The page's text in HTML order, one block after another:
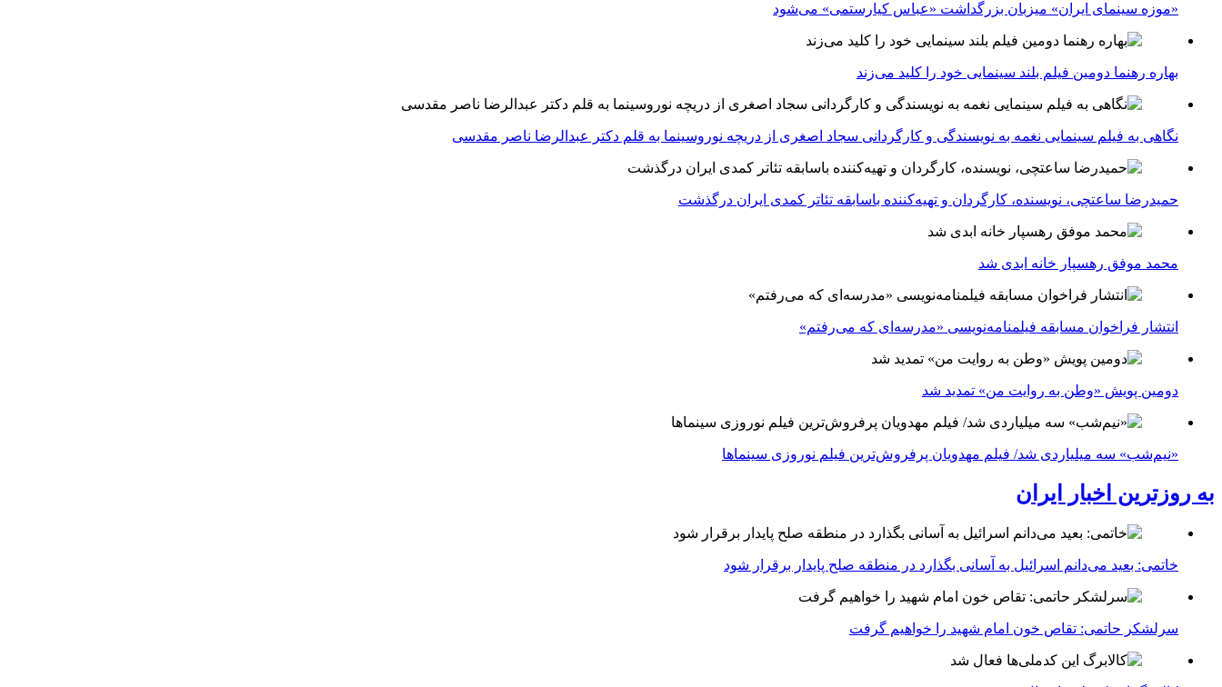
«موزه سینمای ایران» میزبان بزرگداشت «عباس کیارستمی» می‌شود
بهاره رهنما دومین فیلم بلند سینمایی خود را کلید می‌زند
نگاهی به فیلم سینمایی نغمه به نویسندگی و کارگردانی سجاد اصغری از دریچه نوروسینما به قلم دکتر عبدالرضا ناصر مقدسی
حمیدرضا ساعتچی، نویسنده، کارگردان و تهیه‌کننده باسابقه تئاتر کمدی ایران درگذشت
محمد موفق رهسپار خانه ابدی شد
انتشار فراخوان مسابقه فیلمنامه‌نویسی «مدرسه‌ای که می‌رفتم»
دومین پویش «وطن به روایت من» تمدید شد
«نیم‌شب» سه میلیاردی شد/ فیلم مهدویان پرفروش‌ترین فیلم نوروزی سینماها
به روزترین اخبار ایران
خاتمی: بعید می‌دانم اسرائیل به آسانی بگذارد در منطقه صلح پایدار برقرار شود
سرلشکر حاتمی: تقاص خون امام شهید را خواهیم گرفت